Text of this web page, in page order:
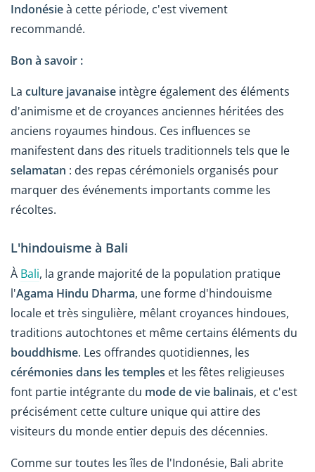
Indonésieà cette période, c'est vivement
recommandé.
Bon à savoir :
La culture javanaise intègre également des éléments
d'animisme et de croyances anciennes héritées des
anciens royaumes hindous. Ces influences se
manifestent dans des rituels traditionnels tels que le
selamatan : des repas cérémoniels organisés pour
marquer des événements importants comme les
récoltes.
L'hindouisme à Bali
À Bali, la grande majorité de la population pratique
l'Agama Hindu Dharma, une forme d'hindouisme
locale et très singulière, mêlant croyances hindoues,
traditions autochtones et même certains éléments du
bouddhisme. Les offrandes quotidiennes, les
cérémonies dans les temples et les fêtes religieuses
font partie intégrante du mode de vie balinais, et c'est
précisément cette culture unique qui attire des
visiteurs du monde entier depuis des décennies.
Comme sur toutes les îles de l'Indonésie, Bali abrite